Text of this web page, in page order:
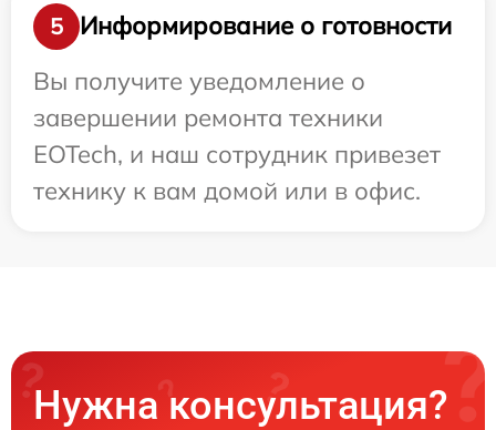
5
Информирование о готовности
Вы получите уведомление о
завершении ремонта техники
EOTech, и наш сотрудник привезет
технику к вам домой или в офис.
Нужна консультация?